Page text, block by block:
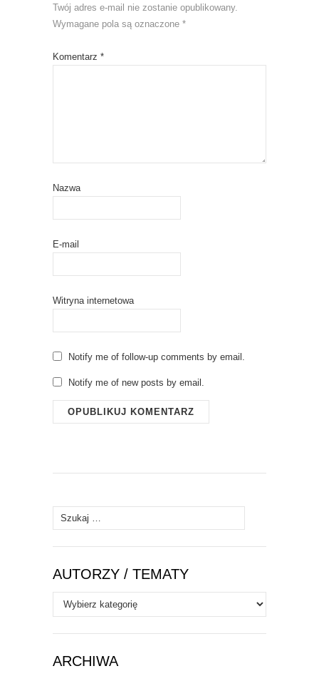
Twój adres e-mail nie zostanie opublikowany.
Wymagane pola są oznaczone *
Komentarz *
Nazwa
E-mail
Witryna internetowa
Notify me of follow-up comments by email.
Notify me of new posts by email.
Szukaj:
AUTORZY / TEMATY
Autorzy
/
Tematy
ARCHIWA